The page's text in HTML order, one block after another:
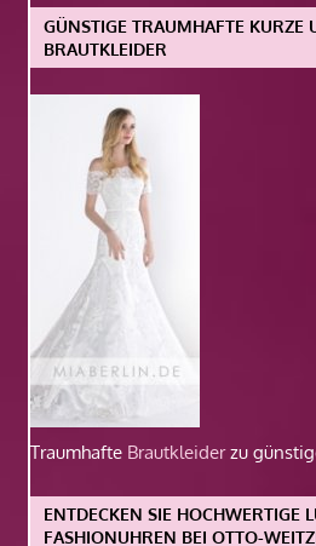
GÜNSTIGE TRAUMHAFTE KURZE
BRAUTKLEIDER
Traumhafte Brautkleiderzu
ENTDECKEN SIE HOCHWERTIGE
FASHIONUHREN BEI OTTO-